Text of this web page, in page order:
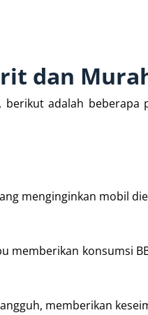
dan
adalah
menginginkan mobil
memberikan konsumsi
memberikan